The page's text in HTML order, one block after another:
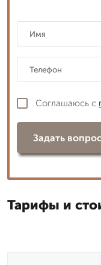
Соглашаюсь с
Задать вопрос
Тарифы и